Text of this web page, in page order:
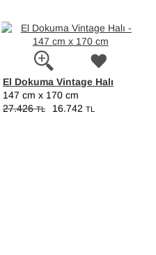
El Dokuma Vintage Halı
147 cm x 170 cm
27.426TL 16.742 TL